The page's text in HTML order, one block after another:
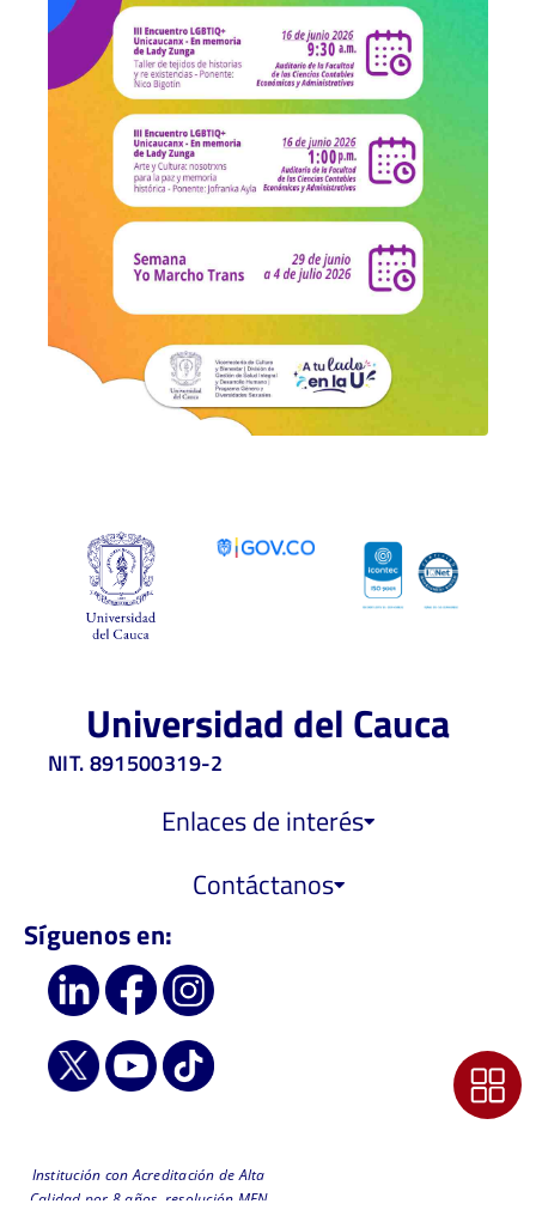
Universidad del Cauca
NIT. 891500319-2
Enlaces de interés
Contáctanos
Síguenos en:
Institución con Acreditación de Alta
Calidad por 8 años, resolución MEN